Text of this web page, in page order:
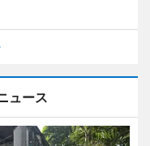
ュース